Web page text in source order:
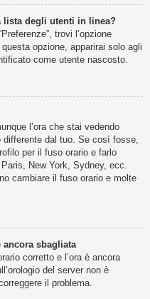
lista degli utenti in linea?
trovi l’opzione
questa opzione, apparirai solo agli
come utente nascosto.
l’ora che stai vedendo
dal tuo. Se così fosse,
per il fuso orario e farlo
New York, Sydney, ecc.
cambiare il fuso orario e molte
ancora sbagliata
corretto e l’ora è ancora
del server non è
il problema.